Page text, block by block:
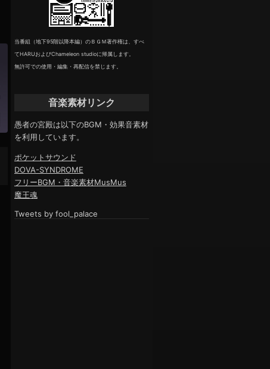
当番組（地下95階以降本編）のＢＧＭ著作権は、すべ
てHARUおよびChameleon studioに帰属します。
無許可での使用・編集・再配信を禁じます。
音楽素材リンク
愚者の宮殿は以下のBGM・効果音素材
を利用しています。
ポケットサウンド
DOVA-SYNDROME
フリーBGM・音楽素材MusMus
魔王魂
Tweets by fool_palace